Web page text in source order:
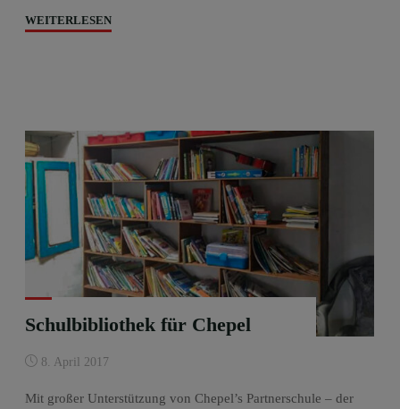
WEITERLESEN"Neue
Schulbibliothek für Chepel
8. April 2017
Mit großer Unterstützung von Chepel’s Partnerschule – der